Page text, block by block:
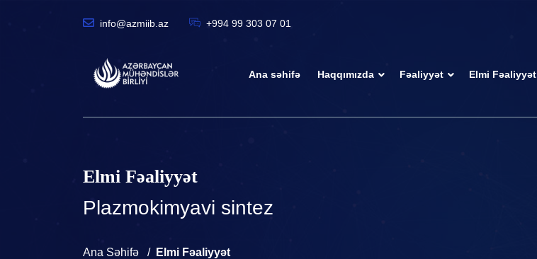
info@azmiib.az +994 99 303 07 01
Ana səhifə Haqqımızda Fəaliyyət Elmi Fəaliyyət
Elmi Fəaliyyət
Plazmokimyavi sintez
Ana Səhifə Elmi Fəaliyyət